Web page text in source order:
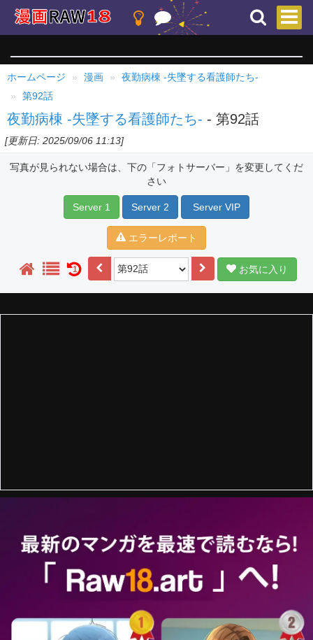
ホームページ 漫画
夜勤病棟 -失墜する看護師たち-
第92話
夜勤病棟 -失墜する看護師たち- - 第92話
[更新日: 2025/09/06 11:13]
写真が見られない場合は、下の「フォトサーバー」を変更してくだ
さい
Server 1 Server 2 Server VIP
エラーレポート
1 お気に入り